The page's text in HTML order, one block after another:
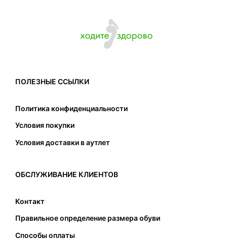
ПОЛЕЗНЫЕ ССЫЛКИ
Политика конфиденциальности
Условия покупки
Условия доставки в аутлет
ОБСЛУЖИВАНИЕ КЛИЕНТОВ
Контакт
Правильное определение размера обуви
Способы оплаты